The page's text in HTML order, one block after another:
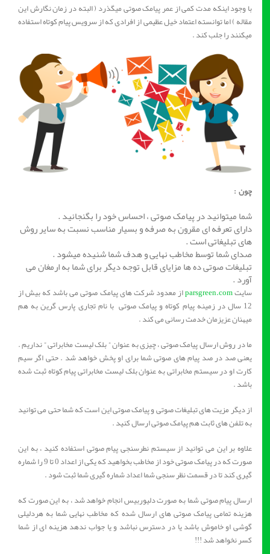
با وجود اینکه مدت کمی از عمر پیامک صوتی میگذرد ( البته در زمان نگارش این
مقاله ) اما توانسته اعتماد خیل عظیمی از افرادی که از سرویس پیام کوتاه استفاده
میکنند را جلب کند .
چون :
شما میتوانید در پیامک صوتی ، احساس خود را بگنجانید .
دارای تعرفه ای مقرون به صرفه و بسیار مناسب نسبت به سایر روش
های تبلیغاتی است .
صدای شما توسط مخاطب نهایی و هدف شما شنیده میشود .
تبلیغات صوتی ده ها مزایای قابل توجه دیگر برای شما به ارمغان می
آورد .
سایتparsgreen.comاز معدود شرکت های پیامک صوتی می باشد که بیش از
12 سال در زمینه پیام کوتاه و پیامک صوتی با نام تجاری پارس گرین به هم
میهنان عزیزمان خدمت رسانی می کند .
ما در روش ارسال پیامک صوتی ، چیزی به عنوان ” بلک لیست مخابراتی ” نداریم .
یعنی صد در صد پیام های صوتی شما برای او پخش خواهد شد . حتی اگر سیم
کارت او در سیستم مخابراتی به عنوان بلک لیست مخابراتی پیام کوتاه ثبت شده
باشد .
از دیگر مزیت های تبلیغات صوتی و پیامک صوتی این است که شما حتی می توانید
به تلفن های ثابت هم پیامک صوتی ارسال کنید .
علاوه بر این می توانید از سیستم نطرسنجی پیام صوتی استفاده کنید ، به این
صورت که در پیامک صوتی خود از مخاطب بخواهید که یکی از اعداد 0 تا 9 را شماره
گیری کند تا در قسمت نظر سنجی شما اعداد شماره گیری شما ثبت شود .
ارسال پیام صوتی شما به صورت دلیوربیس انجام خواهد شد ، به این صورت که
هزینه تمامی پیامک صوتی های ارسال شده که مخاطب نهایی شما به هردلیلی
گوشی او خاموش باشد یا در دسترس نباشد و یا جواب ندهد هزینه ای از شما
کسر نخواهد شد !!!